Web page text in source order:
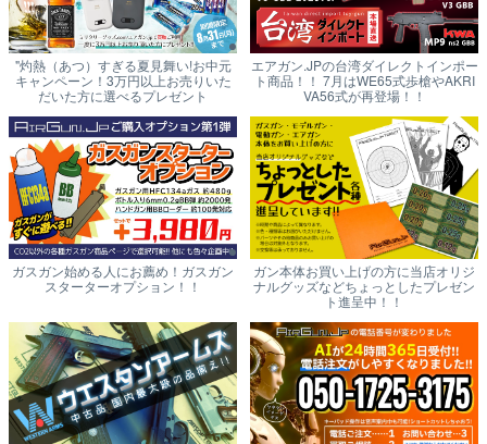
"灼熱（あつ）すぎる夏見舞い!お中元
キャンペーン！3万円以上お売りいた
だいた方に選べるプレゼント
エアガン.JPの台湾ダイレクトインポー
ト商品！！ 7月はWE65式歩槍やAKRI
VA56式が再登場！！
ガスガン始める人にお薦め！ガスガン
スターターオプション！！
ガン本体お買い上げの方に当店オリジ
ナルグッズなどちょっとしたプレゼン
ト進呈中！！